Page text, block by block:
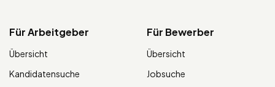
Für Arbeitgeber
Übersicht
Kandidatensuche
Für Bewerber
Übersicht
Jobsuche